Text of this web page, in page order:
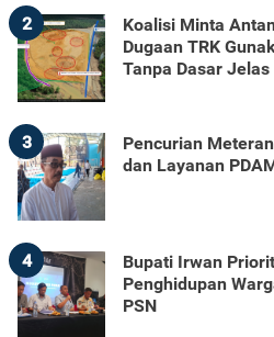
2
Koalisi Minta
Dugaan TRK
Tanpa Dasar Jelas
3
Pencurian
dan Layanan
4
Bupati Irwan
Penghidupan
PSN